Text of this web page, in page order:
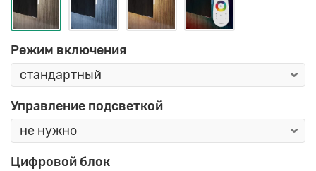
Режим включения
Управление подсветкой
Цифровой блок